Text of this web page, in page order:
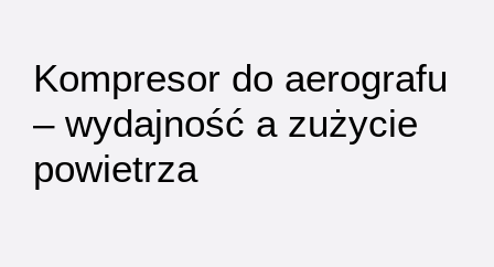
Kompresor do aerografu
– wydajność a zużycie
powietrza